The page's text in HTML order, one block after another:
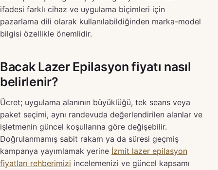
ifadesi farklı cihaz ve uygulama biçimleri için
pazarlama dili olarak kullanılabildiğinden marka-model
bilgisi özellikle önemlidir.
Bacak Lazer Epilasyon fiyatı nasıl
belirlenir?
Ücret; uygulama alanının büyüklüğü, tek seans veya
paket seçimi, aynı randevuda değerlendirilen alanlar ve
işletmenin güncel koşullarına göre değişebilir.
Doğrulanmamış sabit rakam ya da süresi geçmiş
kampanya yayımlamak yerine İzmit lazer epilasyon
fiyatları rehberimizi incelemenizi ve güncel kapsamı